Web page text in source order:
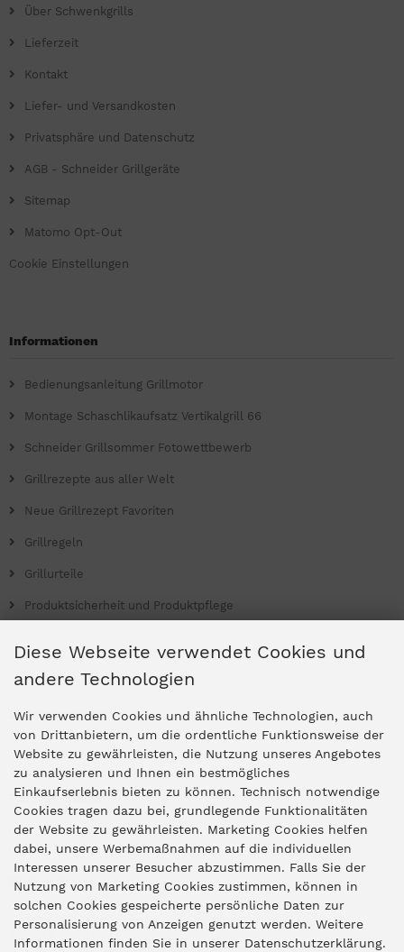
Über Schwenkgrills
Lieferzeit
Kontakt
Liefer- und Versandkosten
Privatsphäre und Datenschutz
AGB - Schneider Grillgeräte
Sitemap
Matomo Opt-Out
Cookie Einstellungen
Informationen
Bedienungsanleitung Grillmotor
Montage Schaschlikaufsatz Vertikalgrill 66
Schneider Grillsommer Fotowettbewerb
Grillrezepte aus aller Welt
Neue Grillrezept Favoriten
Grillregeln
Grillurteile
Produktsicherheit und Produktpflege
Ladengeschäfte
Zentrale Idar-Oberstein
Partner-Stores
"Deko 409" Bernkastel-Kues
Widerruf
Vertrag widerrufen
Diese Webseite verwendet Cookies und
andere Technologien
Wir verwenden Cookies und ähnliche Technologien, auch
von Drittanbietern, um die ordentliche Funktionsweise der
Website zu gewährleisten, die Nutzung unseres Angebotes
zu analysieren und Ihnen ein bestmögliches
Einkaufserlebnis bieten zu können. Technisch notwendige
Cookies tragen dazu bei, grundlegende Funktionalitäten
der Website zu gewährleisten. Marketing Cookies helfen
dabei, unsere Werbemaßnahmen auf die individuellen
Interessen unserer Besucher abzustimmen. Falls Sie der
Nutzung von Marketing Cookies zustimmen, können in
solchen Cookies gespeicherte persönliche Daten zur
Personalisierung von Anzeigen genutzt werden. Weitere
Informationen finden Sie in unserer Datenschutzerklärung.